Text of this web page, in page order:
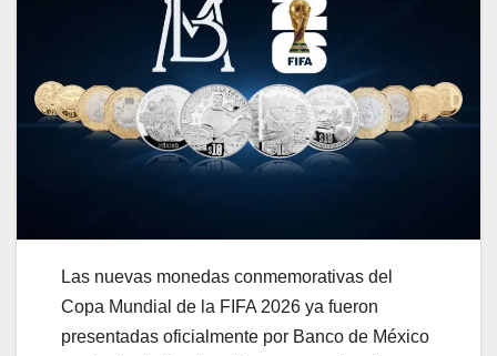
Las nuevas monedas conmemorativas del
Copa Mundial de la FIFA 2026 ya fueron
presentadas oficialmente por Banco de México